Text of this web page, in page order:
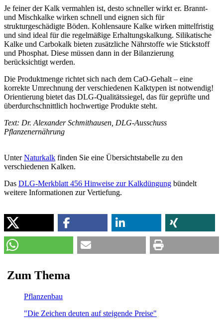
Je feiner der Kalk vermahlen ist, desto schneller wirkt er. Brannt-
und Mischkalke wirken schnell und eignen sich für
strukturgeschädigte Böden. Kohlensaure Kalke wirken mittelfristig
und sind ideal für die regelmäßige Erhaltungskalkung. Silikatische
Kalke und Carbokalk bieten zusätzliche Nährstoffe wie Stickstoff
und Phosphat. Diese müssen dann in der Bilanzierung
berücksichtigt werden.
Die Produktmenge richtet sich nach dem CaO-Gehalt – eine
korrekte Umrechnung der verschiedenen Kalktypen ist notwendig!
Orientierung bietet das DLG-Qualitätssiegel, das für geprüfte und
überdurchschnittlich hochwertige Produkte steht.
Text: Dr. Alexander Schmithausen, DLG-Ausschuss
Pflanzenernährung
UnterNaturkalk finden Sie eine Übersichtstabelle zu den
verschiedenen Kalken.
Das DLG-Merkblatt 456 Hinweise zur Kalkdüngung bündelt
weitere Informationen zur Vertiefung.
Zum Thema
Pflanzenbau
"Die Zeichen deuten auf steigende Preise"